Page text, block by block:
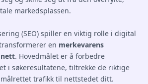
markedsplassen.
(SEO) spiller en viktig rolle i digital
en merkevarens
. Hovedmålet er å forbedre
i søkeresultatene, tiltrekke de riktige
trafikk til nettstedet ditt.